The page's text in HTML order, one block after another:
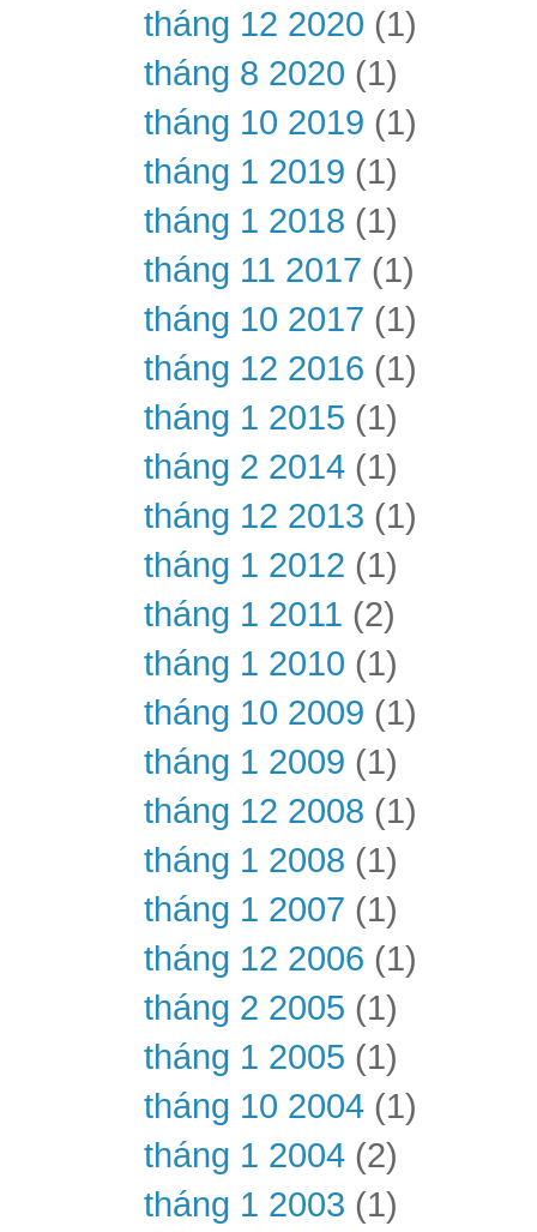
tháng 12 2020 (1)
tháng 8 2020 (1)
tháng 10 2019 (1)
tháng 1 2019 (1)
tháng 1 2018 (1)
tháng 11 2017 (1)
tháng 10 2017 (1)
tháng 12 2016 (1)
tháng 1 2015 (1)
tháng 2 2014 (1)
tháng 12 2013 (1)
tháng 1 2012 (1)
tháng 1 2011 (2)
tháng 1 2010 (1)
tháng 10 2009 (1)
tháng 1 2009 (1)
tháng 12 2008 (1)
tháng 1 2008 (1)
tháng 1 2007 (1)
tháng 12 2006 (1)
tháng 2 2005 (1)
tháng 1 2005 (1)
tháng 10 2004 (1)
tháng 1 2004 (2)
tháng 1 2003 (1)